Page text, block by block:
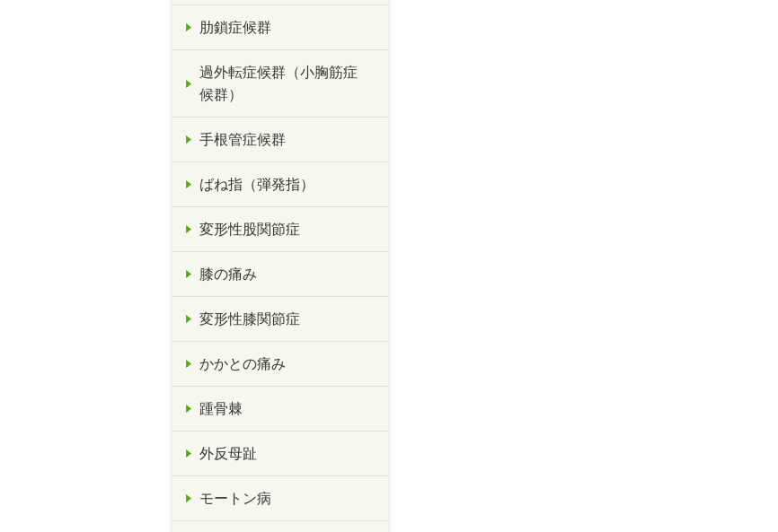
肋鎖症候群
過外転症候群（小胸筋症
候群）
手根管症候群
ばね指（弾発指）
変形性股関節症
膝の痛み
変形性膝関節症
かかとの痛み
踵骨棘
外反母趾
モートン病